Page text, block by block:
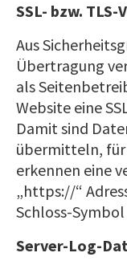
SSL- bzw.
Aus
Übertragung
als
Website eine
Damit sind
übermitteln,
erkennen eine
„https://“
Schloss-
Server-Log-